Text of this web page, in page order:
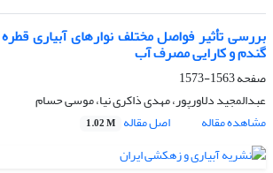
گندم و کارایی مصرف آب
صفحه1563-1573
عبدالمجید دلاورپور، مهدی ذاکری نیا، موسی حسام
مشاهده مقاله
اصل مقاله 1.02 M